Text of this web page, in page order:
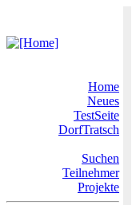
Home
Neues
TestSeite
DorfTratsch
Suchen
Teilnehmer
Projekte